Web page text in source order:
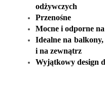
odżywczych
Przenośne
Mocne i odporne na
Idealne na balkony,
i na zewnątrz
Wyjątkowy design